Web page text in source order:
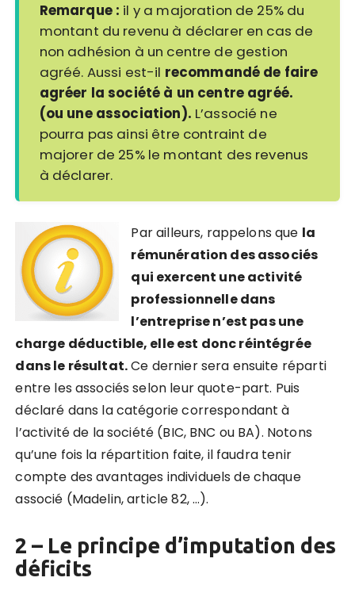
Remarque : il y a majoration de 25% du
montant du revenu à déclarer en cas de
non adhésion à un centre de gestion
agréé. Aussi est-il recommandé de faire
agréer la société à un centre agréé.
(ou une association). L’associé ne
pourra pas ainsi être contraint de
majorer de 25% le montant des revenus
à déclarer.
Par ailleurs, rappelons que la
rémunération des associés
qui exercent une activité
professionnelle dans
l’entreprise n’est pas une
charge déductible, elle est donc réintégrée
dans le résultat.Ce dernier sera ensuite réparti
entre les associés selon leur quote-part. Puis
déclaré dans la catégorie correspondant à
l’activité de la société (BIC, BNC ou BA). Notons
qu’une fois la répartition faite, il faudra tenir
compte des avantages individuels de chaque
associé (Madelin, article 82, …).
2 – Le principe d’imputation des
déficits